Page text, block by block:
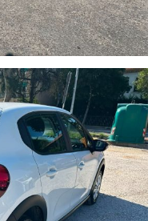
AL BAGAGLIAIO DI
RICHIEDI LA TUA
!!!
PRESSO LA CASA
IGIENIZZATA CON
ESTENSIONE AI 24